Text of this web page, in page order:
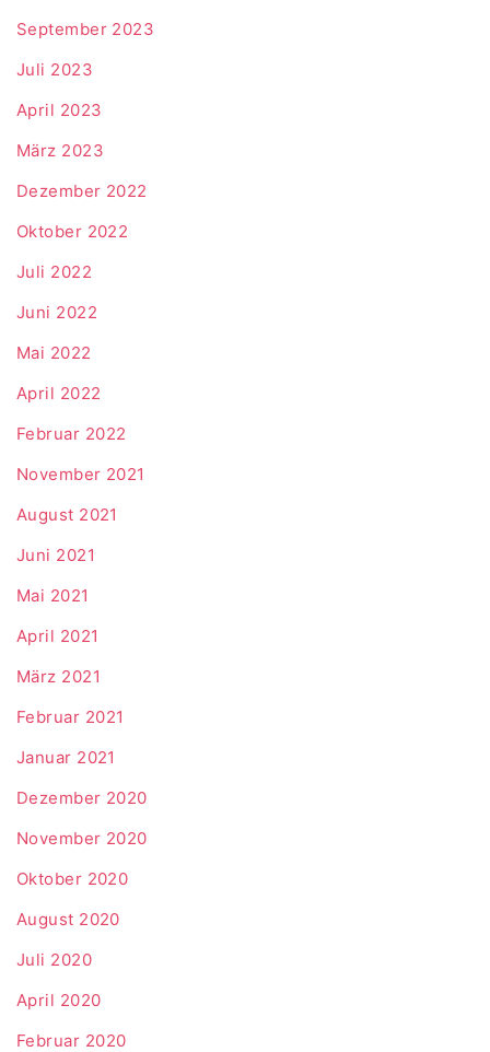
September 2023
Juli 2023
April 2023
März 2023
Dezember 2022
Oktober 2022
Juli 2022
Juni 2022
Mai 2022
April 2022
Februar 2022
November 2021
August 2021
Juni 2021
Mai 2021
April 2021
März 2021
Februar 2021
Januar 2021
Dezember 2020
November 2020
Oktober 2020
August 2020
Juli 2020
April 2020
Februar 2020